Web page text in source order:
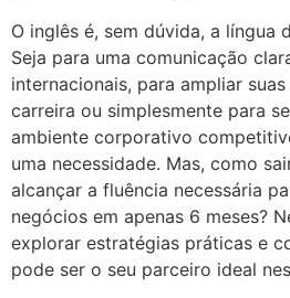
O inglês é, sem dúvida, a língua
Seja para uma comunicação
internacionais, para ampliar
carreira ou simplesmente para
ambiente corporativo
uma necessidade. Mas, como
alcançar a fluência necessária
negócios em apenas 6 meses?
explorar estratégias práticas e
pode ser o seu parceiro ideal